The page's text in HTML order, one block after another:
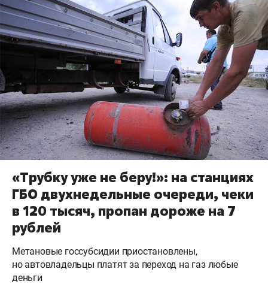
«Трубку уже не беру!»: на станциях
ГБО двухнедельные очереди, чеки
в 120 тысяч, пропан дороже на 7
рублей
Метановые госсубсидии приостановлены,
но автовладельцы платят за переход на газ любые
деньги